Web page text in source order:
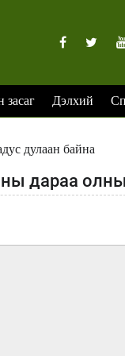
засаг Дэлхий
дулаан байна
дараа